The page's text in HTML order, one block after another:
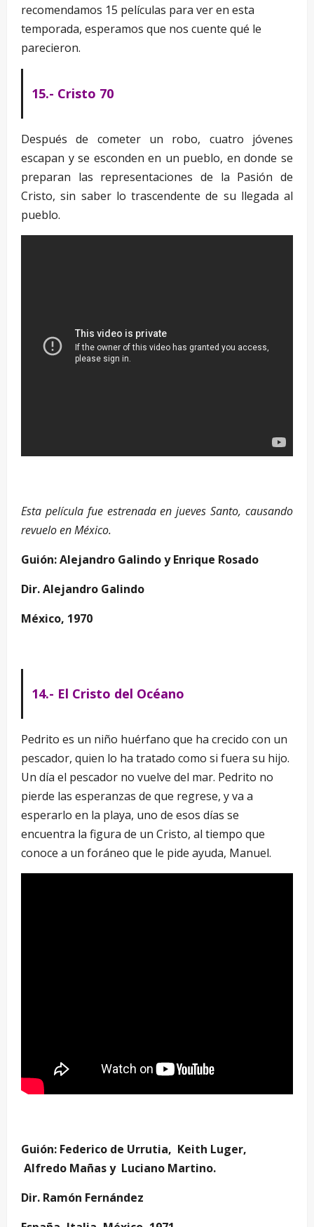
recomendamos 15 películas para ver en esta
temporada, esperamos que nos cuente qué le
parecieron.
15.- Cristo 70
Después de cometer un robo, cuatro jóvenes
escapan y se esconden en un pueblo, en donde se
preparan las representaciones de la Pasión de
Cristo, sin saber lo trascendente de su llegada al
pueblo.
Esta película fue estrenada en jueves Santo, causando
revuelo en México.
Guión: Alejandro Galindo y Enrique Rosado
Dir. Alejandro Galindo
México, 1970
14.- El Cristo del Océano
Pedrito es un niño huérfano que ha crecido con un
pescador, quien lo ha tratado como si fuera su hijo.
Un día el pescador no vuelve del mar. Pedrito no
pierde las esperanzas de que regrese, y va a
esperarlo en la playa, uno de esos días se
encuentra la figura de un Cristo, al tiempo que
conoce a un foráneo que le pide ayuda, Manuel.
Guión: Federico de Urrutia, Keith Luger,
Alfredo Mañas y Luciano Martino.
Dir. Ramón Fernández